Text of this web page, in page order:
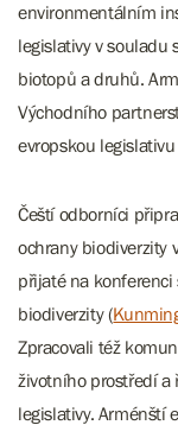
environmentálním
legislativy v souladu
biotopů a druhů.
Východního
evropskou
Čeští odborníci
ochrany biodiverzity
přijaté na
biodiverzity (
Zpracovali též
životního prostředí
legislativy. Arménští